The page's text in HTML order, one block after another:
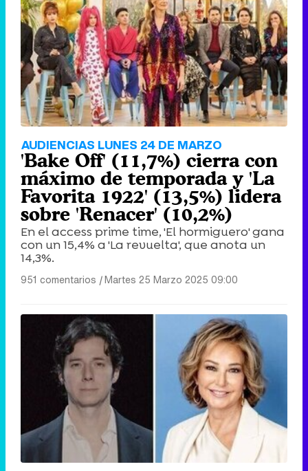
AUDIENCIAS LUNES 24 DE MARZO
'Bake Off' (11,7%) cierra con
máximo de temporada y 'La
Favorita 1922' (13,5%) lidera
sobre 'Renacer' (10,2%)
En el access prime time, 'El hormiguero' gana
con un 15,4% a 'La revuelta', que anota un
14,3%.
951 comentarios |Martes 25 Marzo 2025 09:00